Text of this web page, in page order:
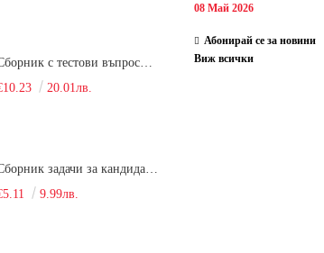
Сборник с тестови въпроси за кандидатстудентски изпит по химия. 2022
20.01лв.
Сборник задачи за кандидатстудентски изпит по химия
9.99лв.
08 Май 2026
Абонирай се за новини
Виж всички